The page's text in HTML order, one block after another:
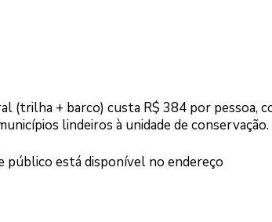
(trilha + barco) custa R$ 384 por pessoa,
lindeiros à unidade de conservação.
público está disponível no endereço